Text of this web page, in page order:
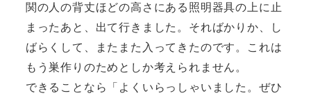
関の人の背丈ほどの高さにある照明器具の上に止
まったあと、出て行きました。そればかりか、し
ばらくして、またまた入ってきたのです。これは
もう巣作りのためとしか考えられません。
できることなら「よくいらっしゃいました。ぜひ